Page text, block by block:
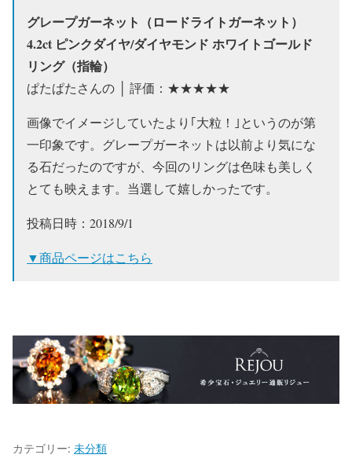
グレープガーネット（ロードライトガーネット）
4.2ct ピンクダイヤ/ダイヤモンド ホワイトゴールド
リング（指輪）
ぱたぱたさんの │ 評価：★★★★★
画像でイメージしていたより｢大粒！｣というのが第
一印象です。グレープガーネットは以前より気にな
る石だったのですが、今回のリングは色味も美しく
とても映えます。当選して嬉しかったです。
投稿日時：2018/9/1
▼商品ページはこちら
カテゴリー: 未分類